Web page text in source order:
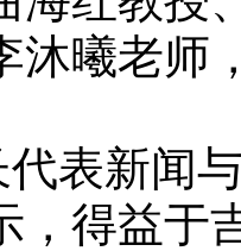
沐曦老师
表新闻
，得益于